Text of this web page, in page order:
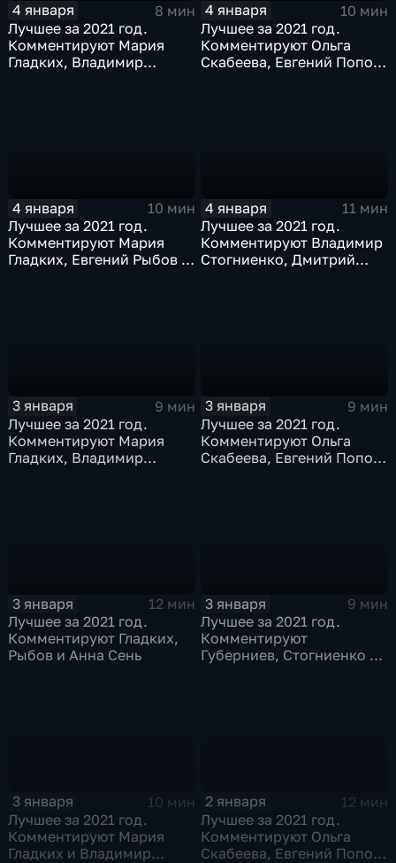
4 января
8 мин
Лучшее за 2021 год.
Комментируют Мария
Гладких, Владимир
4 января
10 мин
Лучшее за 2021 год.
Комментируют Ольга
Скабеева, Евгений Попов,
4 января
10 мин
Лучшее за 2021 год.
Комментируют Мария
Гладких, Евгений Рыбов и
4 января
11 мин
Лучшее за 2021 год.
Комментируют Владимир
Стогниенко, Дмитрий
3 января
9 мин
Лучшее за 2021 год.
Комментируют Мария
Гладких, Владимир
3 января
9 мин
Лучшее за 2021 год.
Комментируют Ольга
Скабеева, Евгений Попов
3 января
12 мин
Лучшее за 2021 год.
Комментируют Гладких,
Рыбов и Анна Сень
3 января
9 мин
Лучшее за 2021 год.
Комментируют
Губерниев, Стогниенко и
3 января
10 мин
Лучшее за 2021 год.
Комментируют Мария
Гладких и Владимир
2 января
12 мин
Лучшее за 2021 год.
Комментируют Ольга
Скабеева, Евгений Попов